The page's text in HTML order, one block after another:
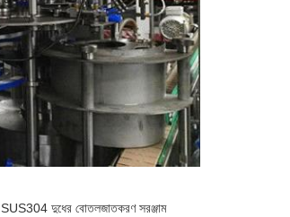
SUS304 দুধের বোতলজাতকরণ সরঞ্জাম